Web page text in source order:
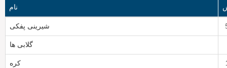
نام
شیرینی پفکی
گلابی ها
کره